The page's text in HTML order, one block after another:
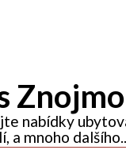
Znojmo
nabídky
a mnoho